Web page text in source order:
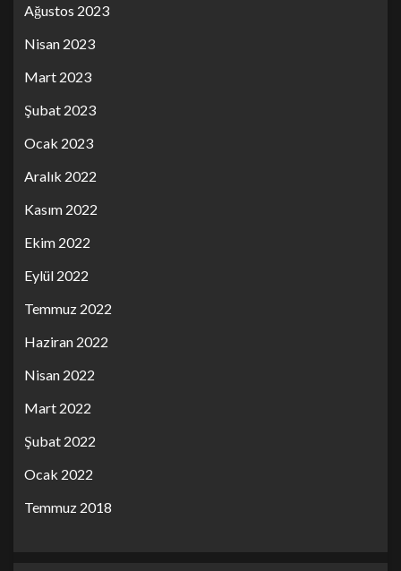
Ağustos 2023
Nisan 2023
Mart 2023
Şubat 2023
Ocak 2023
Aralık 2022
Kasım 2022
Ekim 2022
Eylül 2022
Temmuz 2022
Haziran 2022
Nisan 2022
Mart 2022
Şubat 2022
Ocak 2022
Temmuz 2018